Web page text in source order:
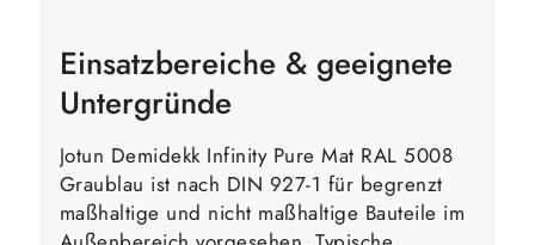
Einsatzbereiche & geeignete
Untergründe
Jotun Demidekk Infinity Pure Mat RAL 5008
Graublau ist nach DIN 927-1 für begrenzt
maßhaltige und nicht maßhaltige Bauteile im